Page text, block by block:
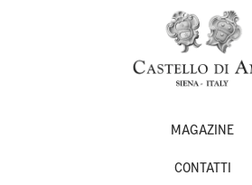
MAGAZINE
CONTATTI